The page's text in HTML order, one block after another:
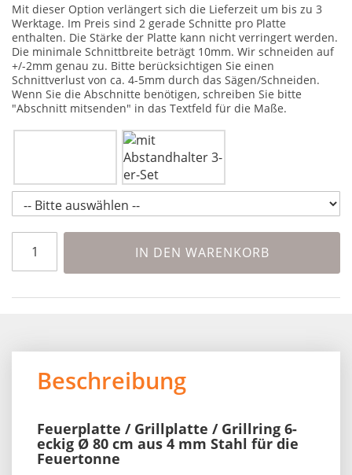
Mit dieser Option verlängert sich die Lieferzeit um bis zu 3
Werktage. Im Preis sind 2 gerade Schnitte pro Platte
enthalten. Die Stärke der Platte kann nicht verringert werden.
Die minimale Schnittbreite beträgt 10mm. Wir schneiden auf
+/-2mm genau zu. Bitte berücksichtigen Sie einen
Schnittverlust von ca. 4-5mm durch das Sägen/Schneiden.
Wenn Sie die Abschnitte benötigen, schreiben Sie bitte
"Abschnitt mitsenden" in das Textfeld für die Maße.
IN DEN WARENKORB
Beschreibung
Feuerplatte / Grillplatte / Grillring 6-
eckig Ø 80 cm aus 4 mm Stahl für die
Feuertonne